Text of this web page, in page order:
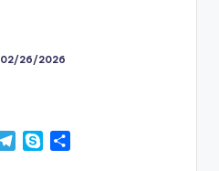
02/26/2026
T